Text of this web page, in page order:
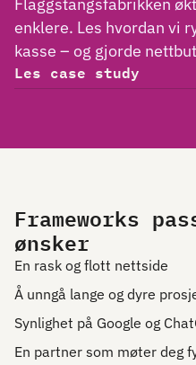
enklere. Les hvordan vi
kasse – og gjorde
Les case study
Frameworks
ønsker
En rask og flott nettside
Å unngå lange og dyre
Synlighet på Google og
En partner som møter deg